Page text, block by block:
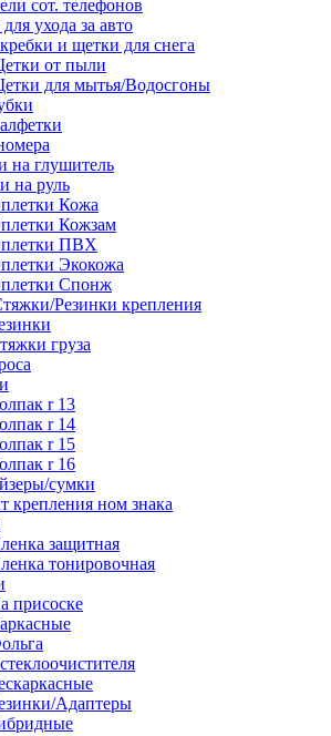
сот. телефонов
ухода за авто
и щетки для снега
от пыли
для мытья/Водосгоны
на глушитель
на руль
Кожа
Кожзам
ПВХ
Экокожа
Спонж
Резинки крепления
груза
r 13
r 14
r 15
r 16
сумки
крепления ном знака
защитная
тонировочная
присоске
Адаптеры